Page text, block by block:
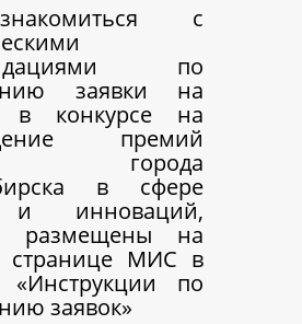
с
по
заявки на
в конкурсе на
премий
города
в сфере
и инноваций,
размещены на
странице МИС в
«Инструкции по
заявок»